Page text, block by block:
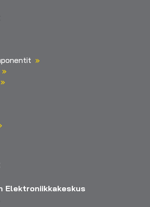
Elektroniikkakeskus